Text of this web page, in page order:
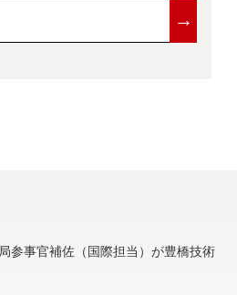
→
参事官補佐（国際担当）が豊橋技術